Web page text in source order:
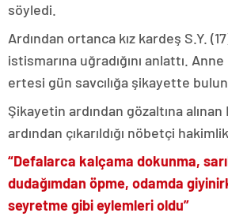
söyledi.
Ardından ortanca kız kardeş S.Y.
istismarına uğradığını anlattı.
ertesi gün savcılığa şikayette
Şikayetin ardından gözaltına
ardından çıkarıldığı nöbetçi
“Defalarca kalçama dokunma,
dudağımdan öpme, odamda
seyretme gibi eylemleri oldu”